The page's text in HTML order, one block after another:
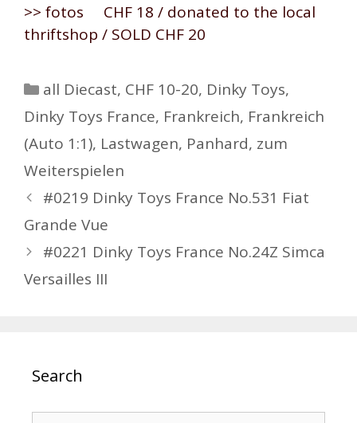
>> fotos CHF 18 / donated to the local
thriftshop / SOLD CHF 20
Kategorien
all Diecast, CHF 10-20, Dinky Toys,
Dinky Toys France, Frankreich, Frankreich
(Auto 1:1), Lastwagen, Panhard, zum
Weiterspielen
Beitrags-
Navigation
#0219 Dinky Toys France No.531 Fiat
Grande Vue
#0221 Dinky Toys France No.24Z Simca
Versailles III
Search